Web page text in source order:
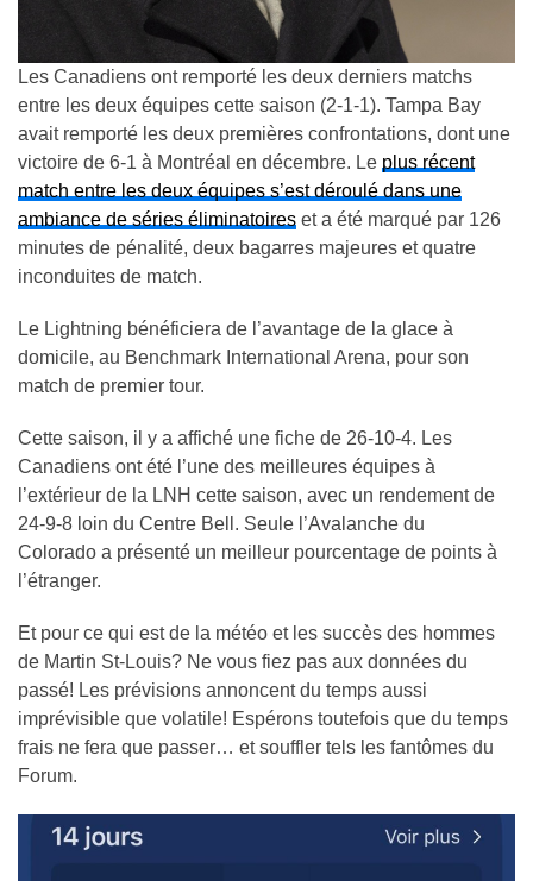
Les Canadiens ont remporté les deux derniers matchs
entre les deux équipes cette saison (2-1-1). Tampa Bay
avait remporté les deux premières confrontations, dont une
victoire de 6-1 à Montréal en décembre. Le plus récent
match entre les deux équipes s’est déroulé dans une
ambiance de séries éliminatoires et a été marqué par 126
minutes de pénalité, deux bagarres majeures et quatre
inconduites de match.
Le Lightning bénéficiera de l’avantage de la glace à
domicile, au Benchmark International Arena, pour son
match de premier tour.
Cette saison, il y a affiché une fiche de 26-10-4. Les
Canadiens ont été l’une des meilleures équipes à
l’extérieur de la LNH cette saison, avec un rendement de
24-9-8 loin du Centre Bell. Seule l’Avalanche du
Colorado a présenté un meilleur pourcentage de points à
l’étranger.
Et pour ce qui est de la météo et les succès des hommes
de Martin St-Louis? Ne vous fiez pas aux données du
passé! Les prévisions annoncent du temps aussi
imprévisible que volatile! Espérons toutefois que du temps
frais ne fera que passer… et souffler tels les fantômes du
Forum.